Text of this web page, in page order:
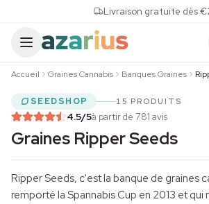
Livraison gratuite dès
Accueil Graines Cannabis Banques Graines
SEEDSHOP 15 PRODUITS
4.5/5à partir de 781 avis
Graines Ripper Seeds
Ripper Seeds, c'est la banque de graines
remporté la Spannabis Cup en 2013 et qui